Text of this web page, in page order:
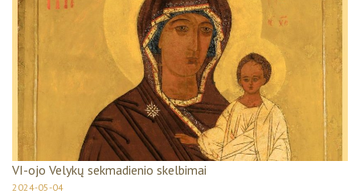
VI-ojo Velykų sekmadienio skelbimai
2024-05-04